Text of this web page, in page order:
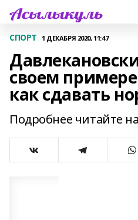
СПОРТ 1 ДЕКАБРЯ 2020, 11:47
своем
как сдавать
Подробнее читайте